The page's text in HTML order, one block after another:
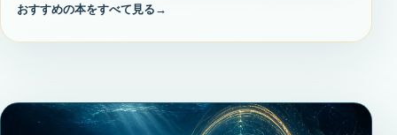
おすすめの本をすべて見る→